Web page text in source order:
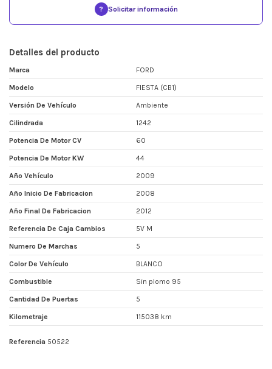
? Solicitar información
Detalles del producto
Marca FORD
Modelo FIESTA (CB1)
Versión De Vehículo Ambiente
Cilindrada 1242
Potencia De Motor CV 60
Potencia De Motor KW 44
Año Vehículo 2009
Año Inicio De Fabricacion 2008
Año Final De Fabricacion 2012
Referencia De Caja Cambios 5V M
Numero De Marchas 5
Color De Vehículo BLANCO
Combustible Sin plomo 95
Cantidad De Puertas 5
Kilometraje 115038 km
Referencia 50522